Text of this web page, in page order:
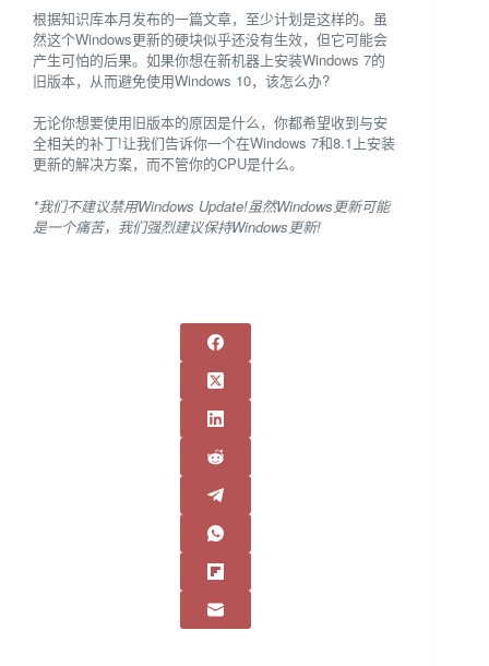
根据知识库本月发布的一篇文章，至少计划是这样的。虽
然这个Windows更新的硬块似乎还没有生效，但它可能会
产生可怕的后果。如果你想在新机器上安装Windows 7的
旧版本，从而避免使用Windows 10，该怎么办?
无论你想要使用旧版本的原因是什么，你都希望收到与安
全相关的补丁!让我们告诉你一个在Windows 7和8.1上安装
更新的解决方案，而不管你的CPU是什么。
*我们不建议禁用Windows Update!虽然Windows更新可能
是一个痛苦，我们强烈建议保持Windows更新!